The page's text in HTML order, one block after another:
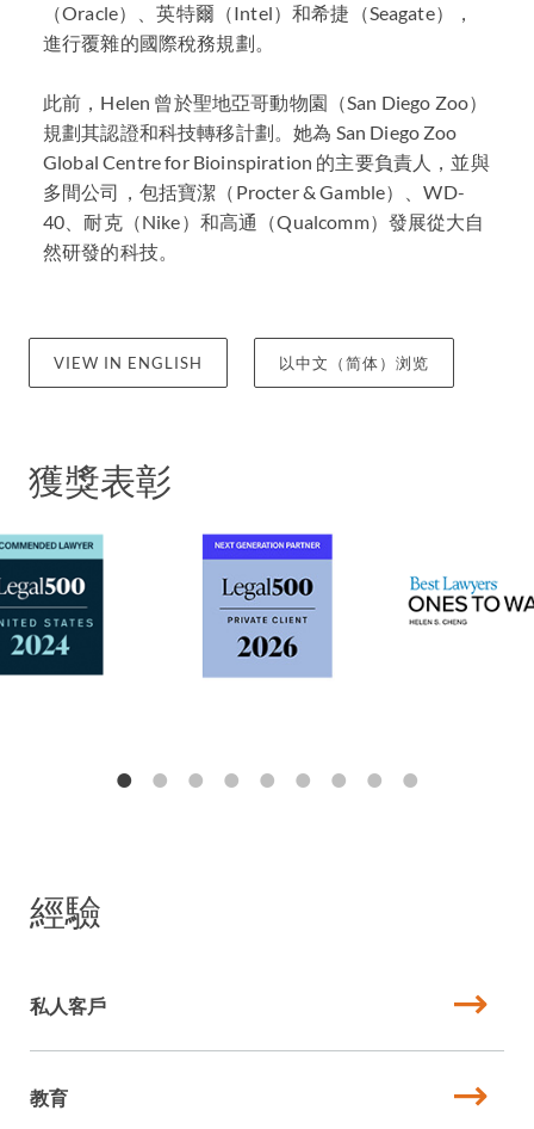
（Oracle）、英特爾（Intel）和希捷（Seagate），
進行覆雜的國際稅務規劃。
此前，Helen 曾於聖地亞哥動物園（San Diego Zoo）
規劃其認證和科技轉移計劃。她為 San Diego Zoo
Global Centre for Bioinspiration 的主要負責人，並與
多間公司，包括寶潔（Procter & Gamble）、WD-
40、耐克（Nike）和高通（Qualcomm）發展從大自
然研發的科技。
VIEW IN ENGLISH 以中文（简体）浏览
獲獎表彰
經驗
私人客戶
教育